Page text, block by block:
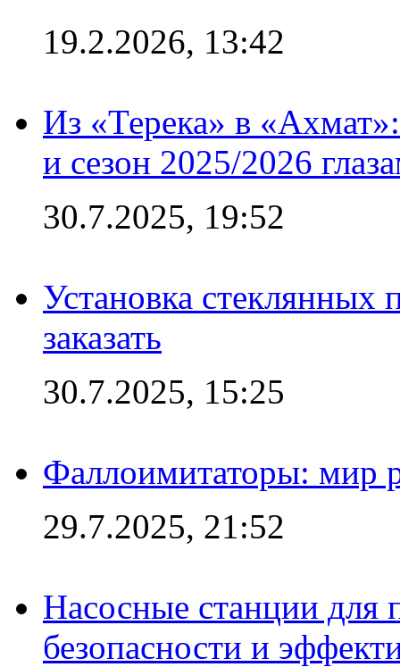
19.2.2026, 13:42
Из «Терека» в
и сезон 2025/2026
30.7.2025, 19:52
Установка стеклянных
заказать
30.7.2025, 15:25
Фаллоимитаторы: мир
29.7.2025, 21:52
Насосные станции для
безопасности и